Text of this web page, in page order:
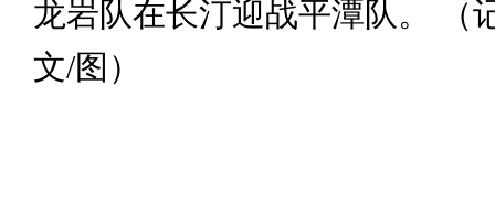
龙岩队在长汀迎战平潭队。 （
文/图）